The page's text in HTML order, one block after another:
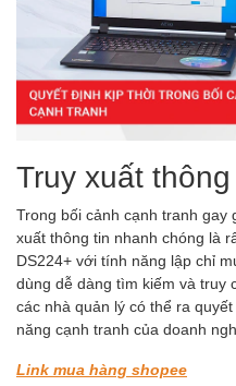
Truy xuất
Trong bối cảnh cạnh tranh gay
xuất thông tin nhanh chóng là
DS224+ với tính năng lập chỉ
dùng dễ dàng tìm kiếm và truy
các nhà quản lý có thể ra
năng cạnh tranh của doanh
Link mua hàng shopee